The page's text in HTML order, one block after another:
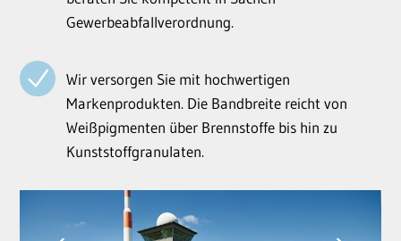
Gewerbeabfallverordnung.
Wir versorgen Sie mit hochwertigen
Markenprodukten. Die Bandbreite reicht von
Weißpigmenten über Brennstoffe bis hin zu
Kunststoffgranulaten.